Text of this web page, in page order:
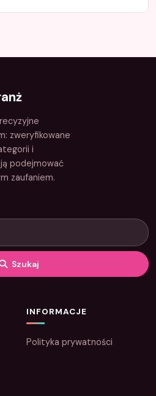
zweryfikowane
i
podejmować
zaufaniem.
Szukaj
INFORMACJE
Polityka prywatności